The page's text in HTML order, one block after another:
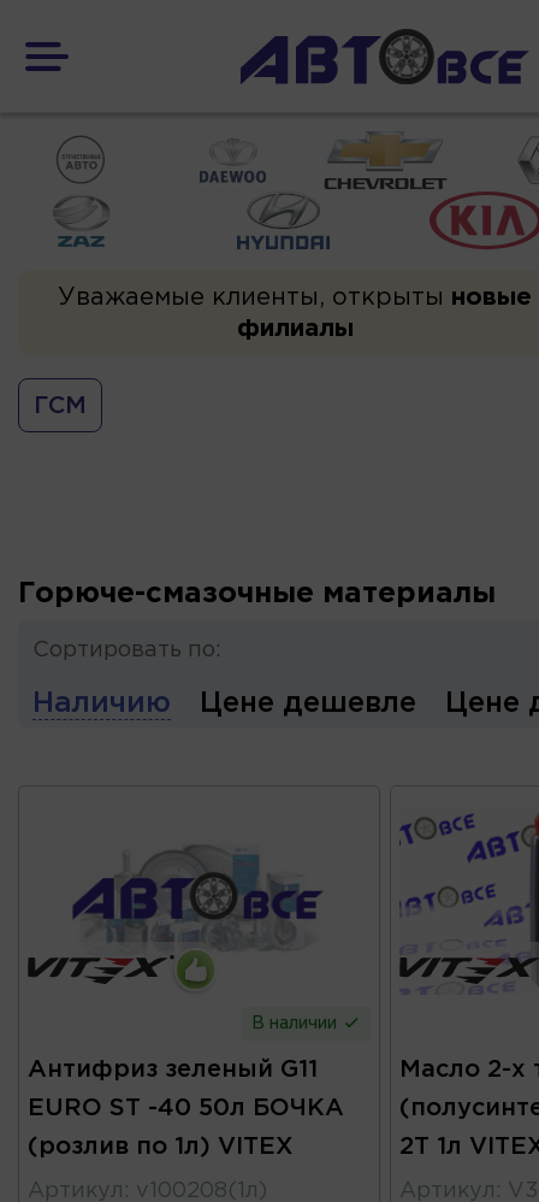
Уважаемые клиенты, открыты новые
филиалы
ГСМ
Горюче-смазочные материалы
Сортировать по:
Наличию Цене дешевле Цене
В наличии
Антифриз зеленый G11
EURO ST -40 50л БОЧКА
(розлив по 1л) VITEX
Артикул : v100208(1л)
Масло 2-х
2T 1л
Артикул :